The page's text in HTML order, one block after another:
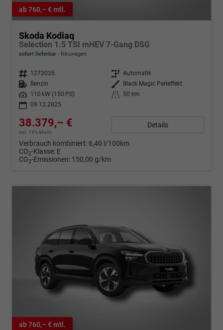
ab 760,– € mtl.
Skoda Kodiaq
Selection 1.5 TSI mHEV 7-Gang DSG
sofort lieferbar Neuwagen
Fahrzeugnr. 1273035 Getriebe Automatik
Kraftstoff
Benzin Außenfarbe
Black Magic Perleffekt
Leistung
110 kW (150 PS) Kilometerstand
50 km
09.12.2025
38.379,– €
incl. 19% MwSt.
Details
Verbrauch kombiniert: 6,40 l/100km
CO2-Klasse: E
CO2-Emissionen: 150,00 g/km
ab 760,– € mtl.